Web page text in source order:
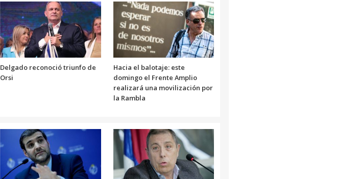
Delgado reconoció triunfo de
Orsi
Hacia el balotaje: este
domingo el Frente Amplio
realizará una movilización por
la Rambla